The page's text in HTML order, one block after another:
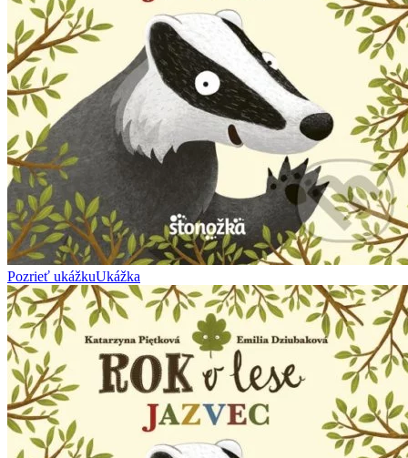
Pozrieť ukážkuUkážka